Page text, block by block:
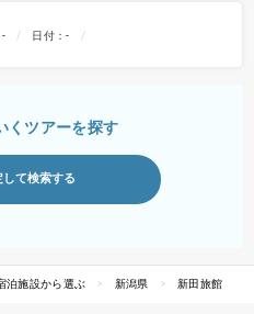
-
日付：-
くツアーを探す
て検索する
泊施設から選ぶ 新潟県 新田旅館